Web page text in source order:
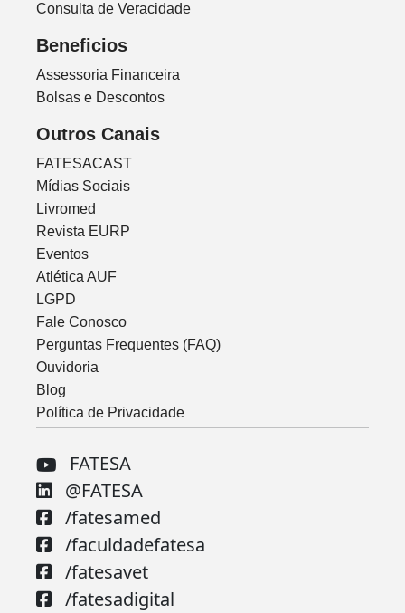
Consulta de Veracidade
Beneficios
Assessoria Financeira
Bolsas e Descontos
Outros Canais
FATESACAST
Mídias Sociais
Livromed
Revista EURP
Eventos
Atlética AUF
LGPD
Fale Conosco
Perguntas Frequentes (FAQ)
Ouvidoria
Blog
Política de Privacidade
FATESA
@FATESA
/fatesamed
/faculdadefatesa
/fatesavet
/fatesadigital